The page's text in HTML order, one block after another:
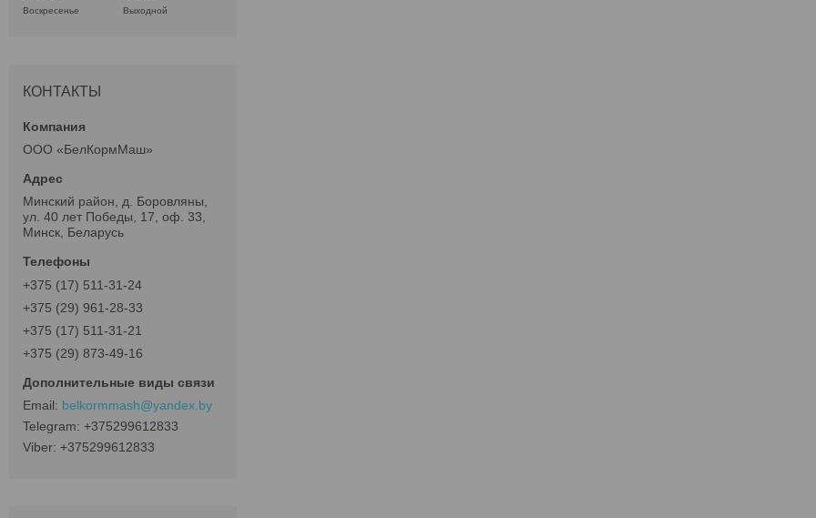
Воскресенье
Выходной
КОНТАКТЫ
ООО «БелКормМаш»
Минский район, д. Боровляны,
ул. 40 лет Победы, 17, оф. 33,
Минск, Беларусь
+375 (17) 511-31-24
+375 (29) 961-28-33
+375 (17) 511-31-21
+375 (29) 873-49-16
belkormmash@yandex.by
+375299612833
+375299612833